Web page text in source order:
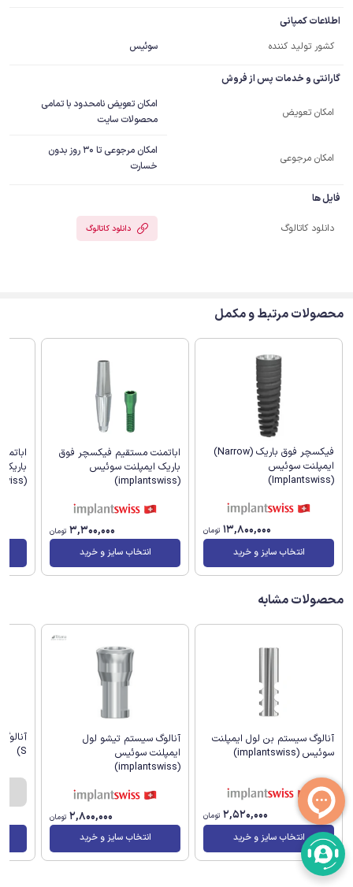
اطلاعات کمپانی
کشور تولید کننده
سوئیس
گارانتی و خدمات پس از فروش
امکان تعویض
امکان تعویض نامحدود با تمامی
محصولات سایت
امکان مرجوعی
امکان مرجوعی تا 30 روز بدون
خسارت
فایل ها
دانلود کاتالوگ دانلود کاتالوگ
محصولات مرتبط و مکمل
فیکسچر فوق باریک (Narrow)
ایمپلنت سوئیس
(Implantswiss)
13,800,000 تومان
انتخاب سایز و خرید
اباتمنت مستقیم فیکسچر فوق
باریک ایمپلنت سوئیس
(implantswiss)
3,300,000 تومان
انتخاب سایز و خرید
(implantswiss)
محصولات مشابه
آنالوگ سیستم بن لول ایمپلنت
سوئیس (implantswiss)
2,520,000 تومان
انتخاب سایز و خرید
آنالوگ سیستم تیشو لول
ایمپلنت سوئیس
(implantswiss)
2,800,000 تومان
انتخاب سایز و خرید
S)